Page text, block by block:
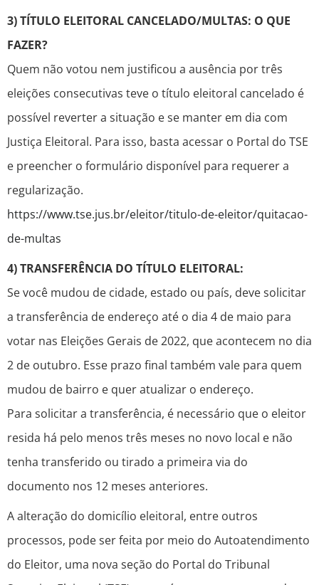
3) TÍTULO ELEITORAL CANCELADO/MULTAS: O QUE
FAZER?
Quem não votou nem justificou a ausência por três
eleições consecutivas teve o título eleitoral cancelado é
possível reverter a situação e se manter em dia com
Justiça Eleitoral. Para isso, basta acessar o Portal do TSE
e preencher o formulário disponível para requerer a
regularização.
https://www.tse.jus.br/eleitor/titulo-de-eleitor/quitacao-
de-multas
4) TRANSFERÊNCIA DO TÍTULO ELEITORAL:
Se você mudou de cidade, estado ou país, deve solicitar
a transferência de endereço até o dia 4 de maio para
votar nas Eleições Gerais de 2022, que acontecem no dia
2 de outubro. Esse prazo final também vale para quem
mudou de bairro e quer atualizar o endereço.
Para solicitar a transferência, é necessário que o eleitor
resida há pelo menos três meses no novo local e não
tenha transferido ou tirado a primeira via do
documento nos 12 meses anteriores.
A alteração do domicílio eleitoral, entre outros
processos, pode ser feita por meio do Autoatendimento
do Eleitor, uma nova seção do Portal do Tribunal